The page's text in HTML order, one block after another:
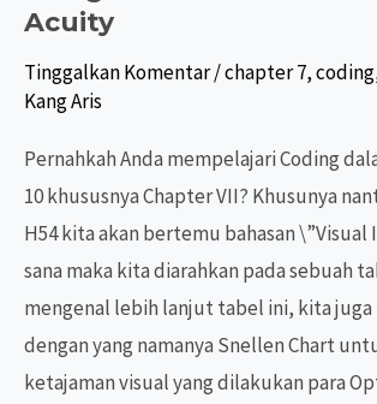
Acuity
Tinggalkan Komentar/chapter 7,coding
Kang Aris
Pernahkah Anda mempelajari Coding
10 khususnya Chapter VII? Khusunya
H54 kita akan bertemu bahasan \”Visual
sana maka kita diarahkan pada sebuah
mengenal lebih lanjut tabel ini, kita
dengan yang namanya Snellen Chart
ketajaman visual yang dilakukan para